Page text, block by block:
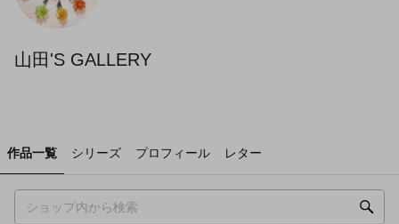
山田'S GALLERY
作品一覧 シリーズ プロフィール レター